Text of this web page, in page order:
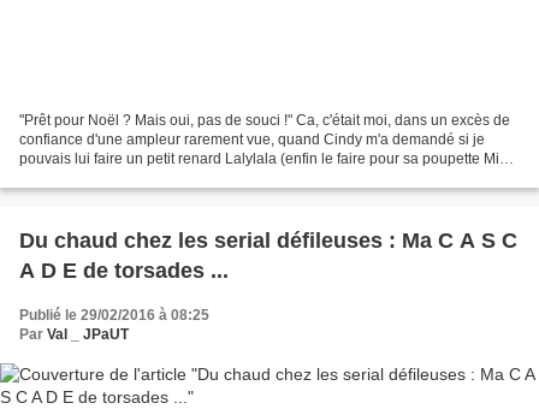
"Prêt pour Noël ? Mais oui, pas de souci !" Ca, c'était moi, dans un excès de
confiance d'une ampleur rarement vue, quand Cindy m'a demandé si je
pouvais lui faire un petit renard Lalylala (enfin le faire pour sa poupette Mia,
Du chaud chez les serial défileuses : Ma C A S C
A D E de torsades ...
Publié le 29/02/2016 à 08:25
Par Val _ JPaUT